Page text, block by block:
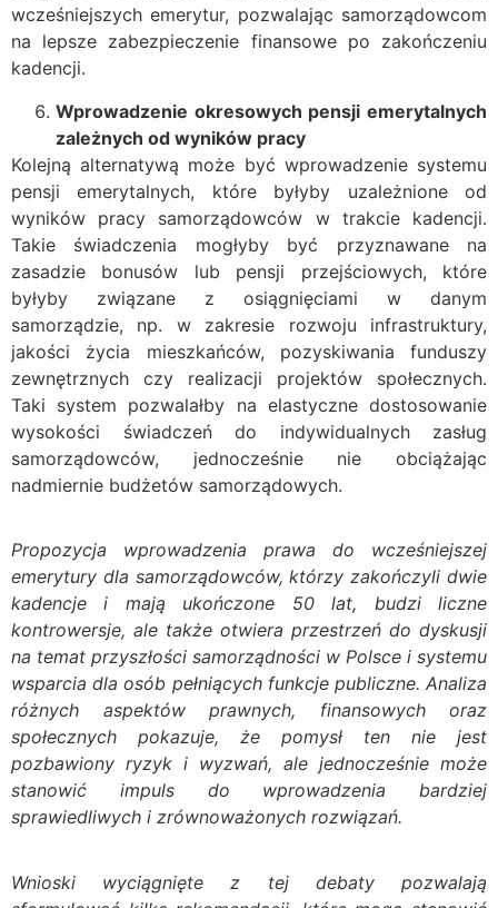
wcześniejszych emerytur, pozwalając samorządowcom
na lepsze zabezpieczenie finansowe po zakończeniu
kadencji.
Wprowadzenie okresowych pensji emerytalnych
zależnych od wyników pracy
Kolejną alternatywą może być wprowadzenie systemu
pensji emerytalnych, które byłyby uzależnione od
wyników pracy samorządowców w trakcie kadencji.
Takie świadczenia mogłyby być przyznawane na
zasadzie bonusów lub pensji przejściowych, które
byłyby związane z osiągnięciami w danym
samorządzie, np. w zakresie rozwoju infrastruktury,
jakości życia mieszkańców, pozyskiwania funduszy
zewnętrznych czy realizacji projektów społecznych.
Taki system pozwalałby na elastyczne dostosowanie
wysokości świadczeń do indywidualnych zasług
samorządowców, jednocześnie nie obciążając
nadmiernie budżetów samorządowych.
Propozycja wprowadzenia prawa do wcześniejszej
emerytury dla samorządowców, którzy zakończyli dwie
kadencje i mają ukończone 50 lat, budzi liczne
kontrowersje, ale także otwiera przestrzeń do dyskusji
na temat przyszłości samorządności w Polsce i systemu
wsparcia dla osób pełniących funkcje publiczne. Analiza
różnych aspektów prawnych, finansowych oraz
społecznych pokazuje, że pomysł ten nie jest
pozbawiony ryzyk i wyzwań, ale jednocześnie może
stanowić impuls do wprowadzenia bardziej
sprawiedliwych i zrównoważonych rozwiązań.
Wnioski wyciągnięte z tej debaty pozwalają